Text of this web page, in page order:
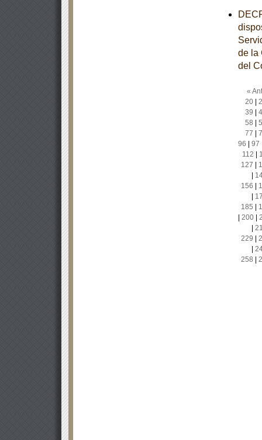
de la
del
«
20|
39
58
77
96
97
112
127
156
185
200|
229
258